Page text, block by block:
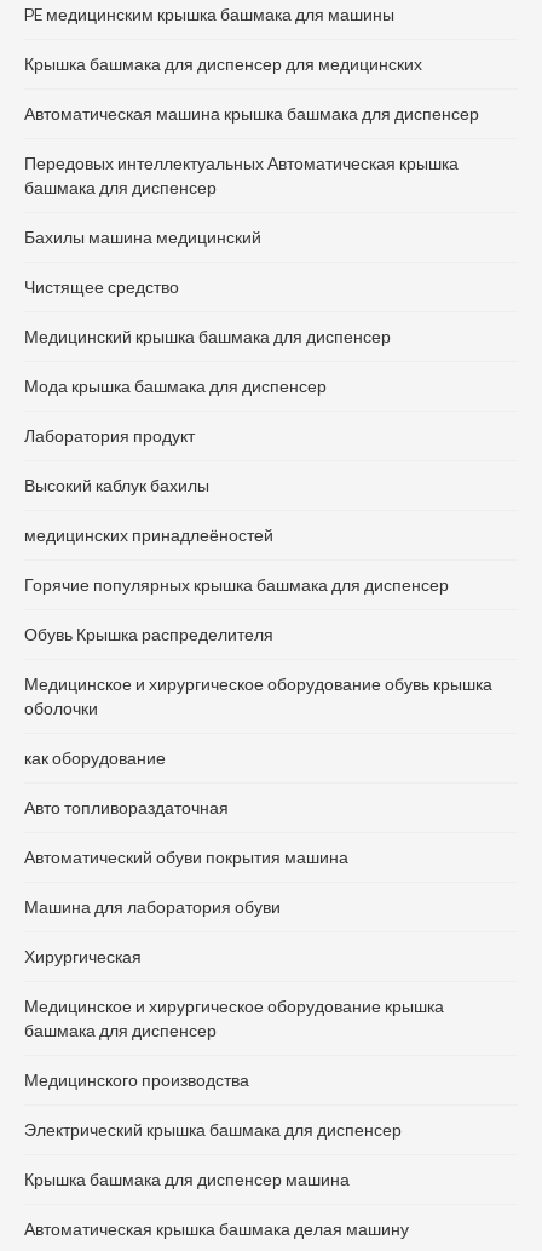
PE медицинским крышка башмака для машины
Крышка башмака для диспенсер для медицинских
Автоматическая машина крышка башмака для диспенсер
Передовых интеллектуальных Автоматическая крышка
башмака для диспенсер
Бахилы машина медицинский
Чистящее средство
Медицинский крышка башмака для диспенсер
Мода крышка башмака для диспенсер
Лаборатория продукт
Высокий каблук бахилы
медицинских принадлеёностей
Горячие популярных крышка башмака для диспенсер
Обувь Крышка распределителя
Медицинское и хирургическое оборудование обувь крышка
оболочки
как оборудование
Авто топливораздаточная
Автоматический обуви покрытия машина
Машина для лаборатория обуви
Хирургическая
Медицинское и хирургическое оборудование крышка
башмака для диспенсер
Медицинского производства
Электрический крышка башмака для диспенсер
Крышка башмака для диспенсер машина
Автоматическая крышка башмака делая машину